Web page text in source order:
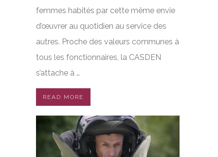
femmes habités par cette même envie
d’œuvrer au quotidien au service des
autres. Proche des valeurs communes à
tous les fonctionnaires, la CASDEN
s’attache à …
READ MORE